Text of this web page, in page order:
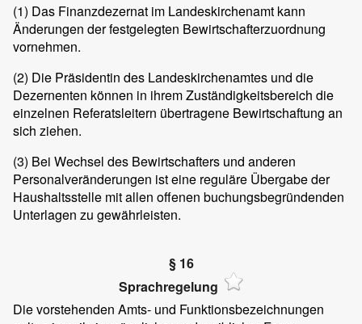
(1) Das Finanzdezernat im Landeskirchenamt kann
Änderungen der festgelegten Bewirtschafterzuordnung
vornehmen.
(2) Die Präsidentin des Landeskirchenamtes und die
Dezernenten können in ihrem Zuständigkeitsbereich die
einzelnen Referatsleitern übertragene Bewirtschaftung an
sich ziehen.
(3) Bei Wechsel des Bewirtschafters und anderen
Personalveränderungen ist eine reguläre Übergabe der
Haushaltsstelle mit allen offenen buchungsbegründenden
Unterlagen zu gewährleisten.
§ 16
Sprachregelung
Die vorstehenden Amts- und Funktionsbezeichnungen